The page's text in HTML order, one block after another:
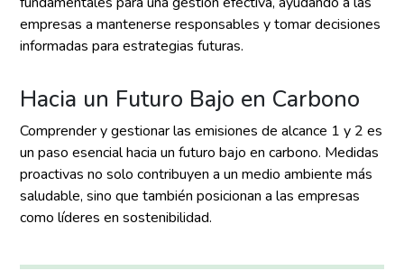
empresas a mantenerse responsables y tomar decisiones
informadas para estrategias futuras.
Hacia un Futuro Bajo en Carbono
Comprender y gestionar las emisiones de alcance 1 y 2 es
un paso esencial hacia un futuro bajo en carbono. Medidas
proactivas no solo contribuyen a un medio ambiente más
saludable, sino que también posicionan a las empresas
como líderes en sostenibilidad.